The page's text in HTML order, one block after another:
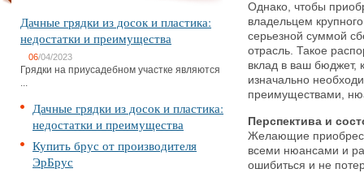
Дачные грядки из досок и пластика:
недостатки и преимущества
06/04/2023
Грядки на приусадебном участке являются
...
Дачные грядки из досок и пластика:
недостатки и преимущества
Купить брус от производителя
ЭрБрус
Однако, чтобы
владельцем
серьезной суммой
отрасль. Такое
вклад в ваш бюджет,
изначально
преимуществами,
Перспектива и
Желающие
всеми нюансами и
ошибиться и не